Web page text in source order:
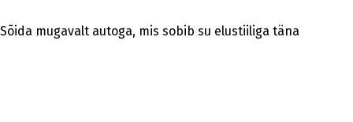
Sõida mugavalt autoga, mis sobib su elustiiliga täna